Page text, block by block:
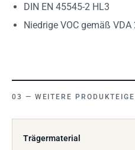
DIN EN 45545-2 HL3
Niedrige VOC gemäß VDA
WEITERE
Trägermaterial